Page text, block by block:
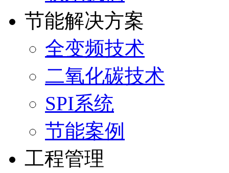
节能解决方案
全变频技术
二氧化碳技术
SPI系统
节能案例
工程管理